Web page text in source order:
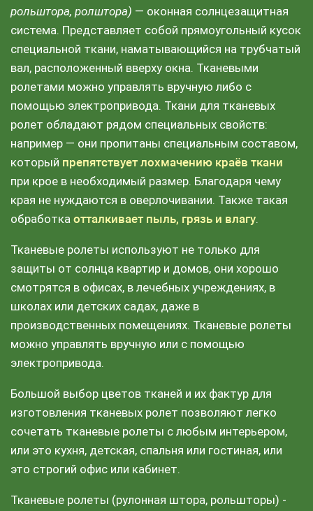
рольштора, ролштора) — оконная солнцезащитная
система. Представляет собой прямоугольный кусок
специальной ткани, наматывающийся на трубчатый
вал, расположенный вверху окна. Тканевыми
ролетами можно управлять вручную либо с
помощью электропривода. Ткани для тканевых
ролет обладают рядом специальных свойств:
например — они пропитаны специальным составом,
который препятствует лохмачению краёв ткани
при крое в необходимый размер. Благодаря чему
края не нуждаются в оверлочивании. Также такая
обработка отталкивает пыль, грязь и влагу.
Тканевые ролеты используют не только для
защиты от солнца квартир и домов, они хорошо
смотрятся в офисах, в лечебных учреждениях, в
школах или детских садах, даже в
производственных помещениях. Тканевые ролеты
можно управлять вручную или с помощью
электропривода.
Большой выбор цветов тканей и их фактур для
изготовления тканевых ролет позволяют легко
сочетать тканевые ролеты с любым интерьером,
или это кухня, детская, спальня или гостиная, или
это строгий офис или кабинет.
Тканевые ролеты (рулонная штора, рольшторы) -